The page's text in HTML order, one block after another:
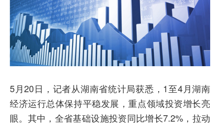
5月20日，记者从湖南省统计局获悉，1至4月湖南
经济运行总体保持平稳发展，重点领域投资增长亮
眼。其中，全省基础设施投资同比增长7.2%，拉动